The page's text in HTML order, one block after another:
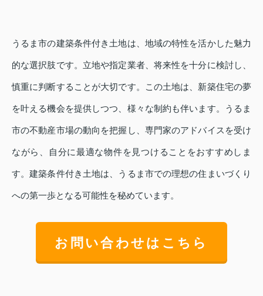
うるま市の建築条件付き土地は、地域の特性を活かした魅力
的な選択肢です。立地や指定業者、将来性を十分に検討し、
慎重に判断することが大切です。この土地は、新築住宅の夢
を叶える機会を提供しつつ、様々な制約も伴います。うるま
市の不動産市場の動向を把握し、専門家のアドバイスを受け
ながら、自分に最適な物件を見つけることをおすすめしま
す。建築条件付き土地は、うるま市での理想の住まいづくり
への第一歩となる可能性を秘めています。
お問い合わせはこちら